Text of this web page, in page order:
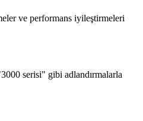
ve performans iyileştirmeleri
serisi" gibi adlandırmalarla